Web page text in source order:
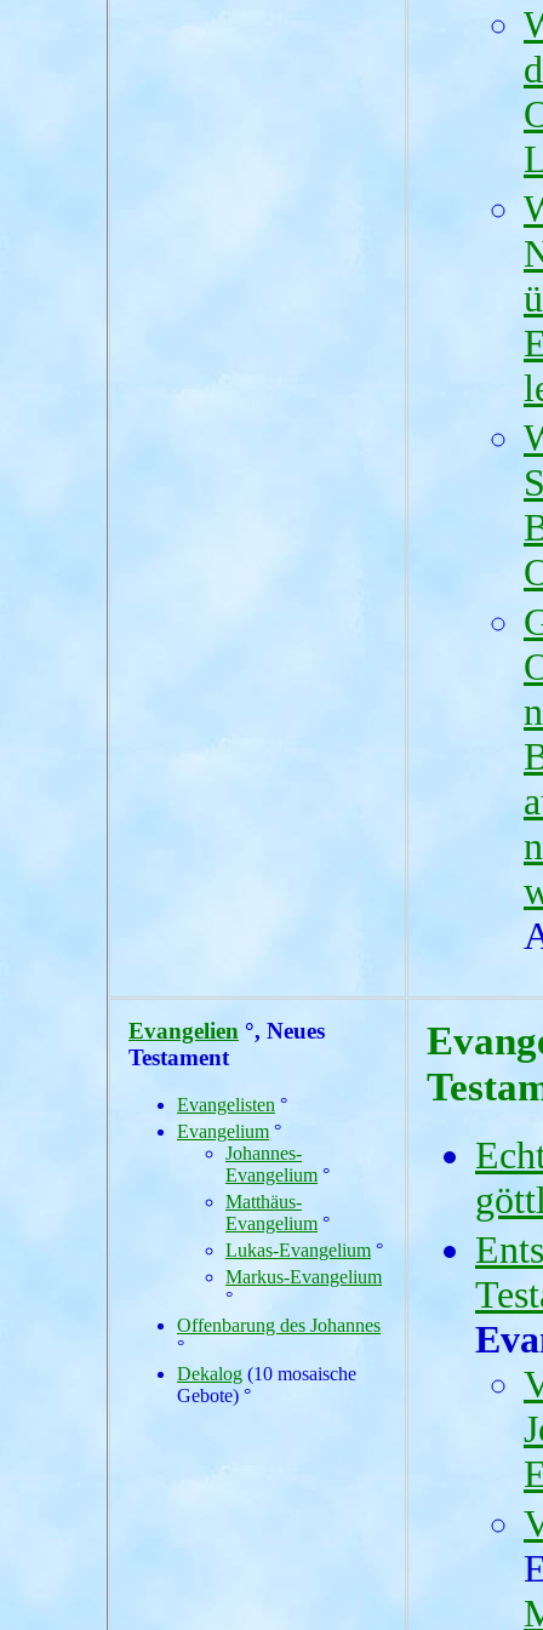
Evangelien °, Neues
Testament
Evangelisten °
Evangelium °
Johannes-
Evangelium °
Matthäus-
Evangelium °
Lukas-Evangelium °
Markus-Evangelium
°
Offenbarung des Johannes
°
Dekalog (10 mosaische
Gebote) °